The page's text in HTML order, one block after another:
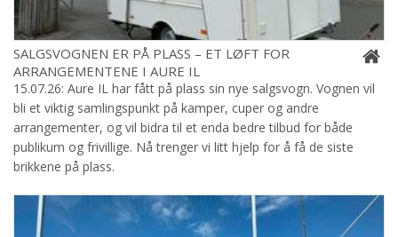
SALGSVOGNEN ER PÅ PLASS – ET LØFT FOR
ARRANGEMENTENE I AURE IL
15.07.26: Aure IL har fått på plass sin nye salgsvogn. Vognen vil
bli et viktig samlingspunkt på kamper, cuper og andre
arrangementer, og vil bidra til et enda bedre tilbud for både
publikum og frivillige. Nå trenger vi litt hjelp for å få de siste
brikkene på plass.